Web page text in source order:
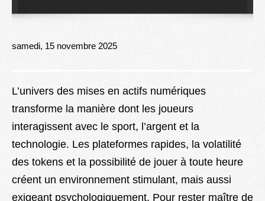
samedi, 15 novembre 2025
L’univers des mises en actifs numériques
transforme la manière dont les joueurs
interagissent avec le sport, l’argent et la
technologie. Les plateformes rapides, la volatilité
des tokens et la possibilité de jouer à toute heure
créent un environnement stimulant, mais aussi
exigeant psychologiquement. Pour rester maître de